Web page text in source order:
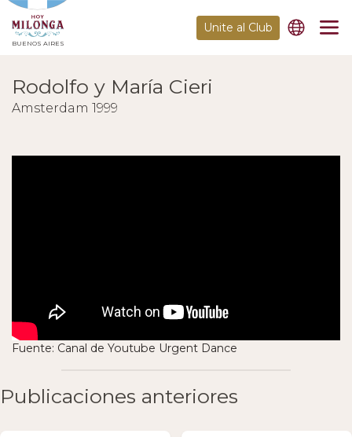
BUENOS AIRES
Unite al Club
Rodolfo y María Cieri
Amsterdam 1999
Fuente: Canal de Youtube Urgent Dance
Publicaciones anteriores